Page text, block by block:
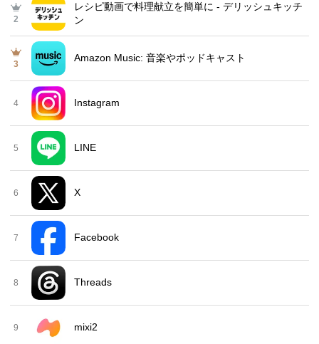
2
レシピ動画で料理献立を簡単‪に - デリッシュキッチ
ン
3
Amazon Music: 音楽やポッドキャスト
4 Instagram
5 LINE
6 X
7 Facebook
8 Threads
9 mixi2